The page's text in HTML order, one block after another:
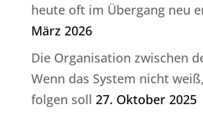
heute oft im Übergang neu
März 2026
Die Organisation zwischen
Wenn das System nicht
folgen soll 27. Oktober 2025